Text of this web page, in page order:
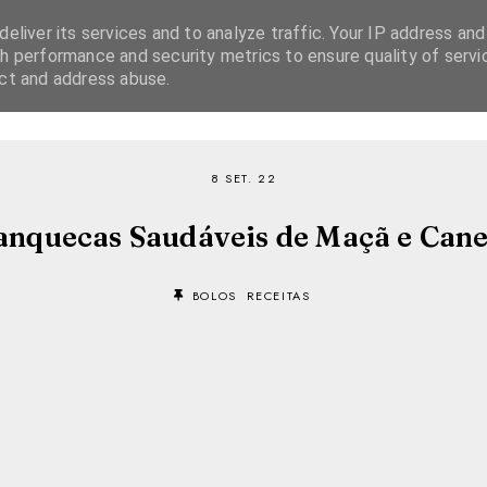
SOBRE RECEITAS
8 SET. 22
Saudáveis de Maçã e
BOLOS RECEITAS
its services and to analyze traffic. Your IP address and
performance and security metrics to ensure quality of
and address abuse.